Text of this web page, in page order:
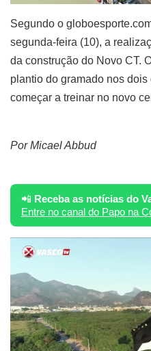
Segundo o
segunda-feira (10), a
da construção do Novo CT.
plantio do gramado nos
começar a treinar no novo
Por Micael Abbud
📲 Receba as notícias do
Entre no canal do Papo na